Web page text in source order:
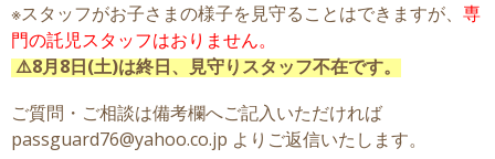
※スタッフがお子さまの様子を見守ることはできますが、 専
門の託児スタッフはおりません。
⚠️8月8日(土)は終日、見守りスタッフ不在です。
ご質問・ご相談は備考欄へご記入いただければ
passguard76@yahoo.co.jp よりご返信いたします。